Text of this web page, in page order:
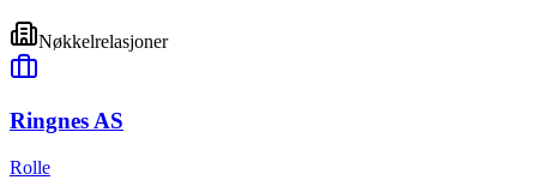
Nøkkelrelasjoner
Ringnes AS
Rolle